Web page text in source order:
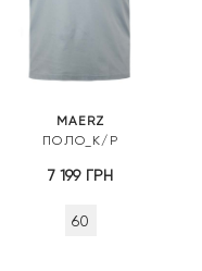
MAERZ
ПОЛО_К/Р
7 199 ГРН
60